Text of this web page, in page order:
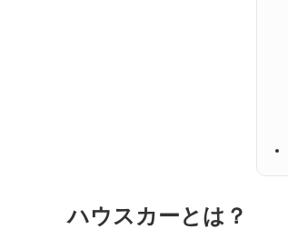
ハウスカーとは？